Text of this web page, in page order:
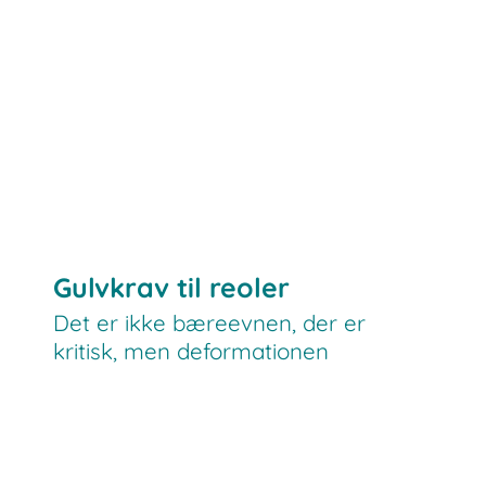
Gulvkrav til reoler
Det er ikke bæreevnen, der er
kritisk, men deformationen